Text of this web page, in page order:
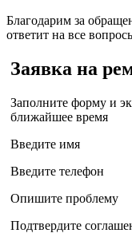
Благодарим за
ответит на все
Заявка на
Заполните форму и
ближайшее время
Введите имя
Введите телефон
Опишите проблему
Подтвердите